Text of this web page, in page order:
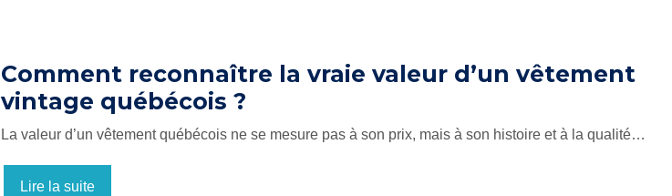
Comment reconnaître la vraie valeur d’un vêtement
vintage québécois ?
La valeur d’un vêtement québécois ne se mesure pas à son prix, mais à son histoire et à la qualité…
Lire la suite